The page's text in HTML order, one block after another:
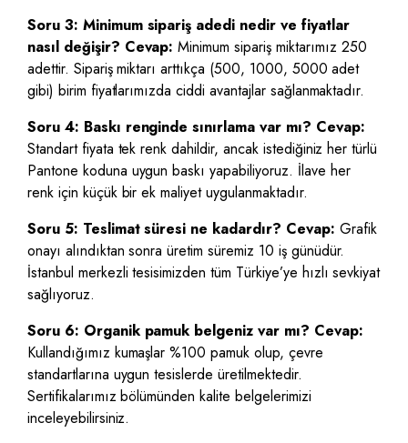
Soru 3: Minimum sipariş adedi nedir ve fiyatlar
nasıl değişir? Cevap: Minimum sipariş miktarımız 250
adettir. Sipariş miktarı arttıkça (500, 1000, 5000 adet
gibi) birim fiyatlarımızda ciddi avantajlar sağlanmaktadır.
Soru 4: Baskı renginde sınırlama var mı? Cevap:
Standart fiyata tek renk dahildir, ancak istediğiniz her türlü
Pantone koduna uygun baskı yapabiliyoruz. İlave her
renk için küçük bir ek maliyet uygulanmaktadır.
Soru 5: Teslimat süresi ne kadardır? Cevap: Grafik
onayı alındıktan sonra üretim süremiz 10 iş günüdür.
İstanbul merkezli tesisimizden tüm Türkiye’ye hızlı sevkiyat
sağlıyoruz.
Soru 6: Organik pamuk belgeniz var mı? Cevap:
Kullandığımız kumaşlar %100 pamuk olup, çevre
standartlarına uygun tesislerde üretilmektedir.
Sertifikalarımız bölümünden kalite belgelerimizi
inceleyebilirsiniz.